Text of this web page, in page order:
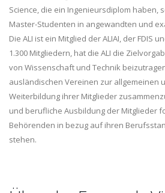
Science, die ein Ingenieursdiplom haben,
Master-Studenten in angewandten und
Die ALI ist ein Mitglied der ALIAI, der FDIS
1.300 Mitgliedern, hat die ALI die
von Wissenschaft und Technik
ausländischen Vereinen zur allgemeinen
Weiterbildung ihrer Mitglieder
und berufliche Ausbildung der Mitglieder
Behörenden in bezug auf ihren
stehen.